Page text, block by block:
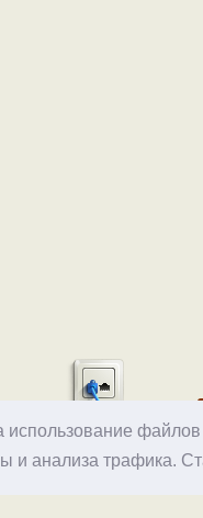
использование
анализа трафика.